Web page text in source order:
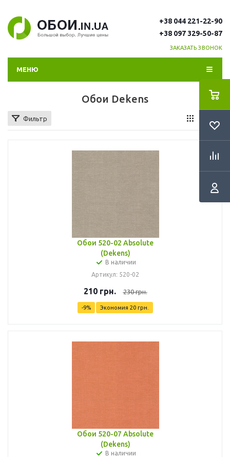
+38 044 221-22-90
+38 097 329-50-87
ЗАКАЗАТЬ ЗВОНОК
МЕНЮ
Обои Dekens
Фильтр
Обои 520-02 Absolute
(Dekens)
В наличии
Артикул: 520-02
210грн. 230грн.
-9% Экономия 20 грн.
Обои 520-07 Absolute
(Dekens)
В наличии